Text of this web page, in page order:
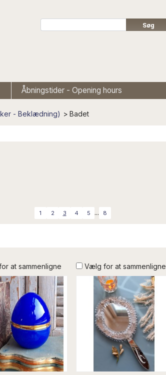
Åbningstider - Opening hours
- Beklædning) > Badet
1 2 3 4 5 ... 8
at sammenligne Vælg for at sammenligne